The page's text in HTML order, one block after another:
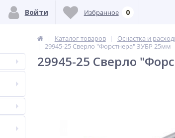
Войти Избранное 0
Каталог товаров Оснастка и
29945-25 Сверло "Форстнера" ЗУБР 25мм
29945-25 Сверло